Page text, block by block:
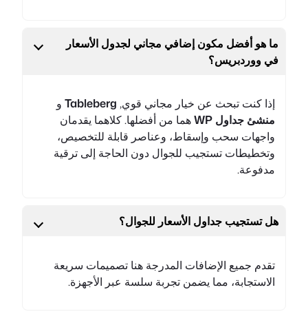
ما هو أفضل مكون إضافي مجاني لجدول الأسعار
في ووردبريس؟
إذا كنت تبحث عن خيار مجاني قوي, Tableberg و
منشئ جداول WP
هما من أفضلها. كلاهما يقدمان
واجهات سحب وإسقاط، وعناصر قابلة للتخصيص،
وتخطيطات تستجيب للجوال دون الحاجة إلى ترقية
مدفوعة.
هل تستجيب جداول الأسعار للجوال؟
تقدم جميع الإضافات المدرجة هنا تصميمات سريعة
الاستجابة، مما يضمن تجربة سلسة عبر الأجهزة.